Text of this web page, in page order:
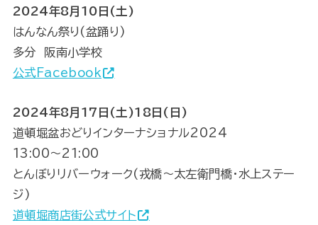
2024年8月10日(土)
はんなん祭り(盆踊り)
多分 阪南小学校
公式Facebook
2024年8月17日(土)18日(日)
道頓堀盆おどりインターナショナル2024
13:00～21:00
とんぼりリバーウォーク(戎橋～太左衛門橋・水上ステー
ジ)
道頓堀商店街公式サイト